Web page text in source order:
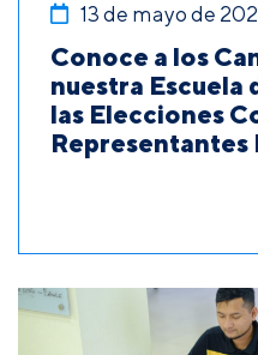
13 de mayo de
Conoce a los
nuestra Escuela
las Elecciones
Representantes